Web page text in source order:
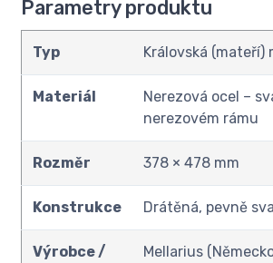
Parametry produktu
Typ Královská (mateří)
Materiál
Nerezová ocel –
nerezovém rámu
Rozměr 378 × 478 mm
Konstrukce Drátěná, pevně
Výrobce /
Mellarius